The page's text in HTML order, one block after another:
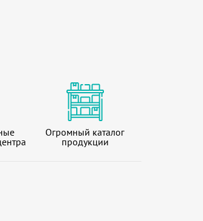
Огромный каталог
продукции